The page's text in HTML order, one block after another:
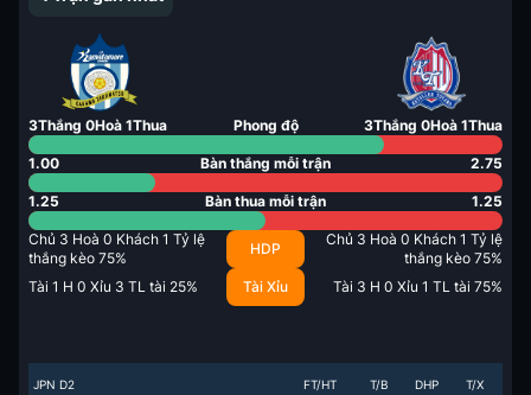
3Thắng 0Hoà 1Thua Phong độ 3Thắng 0Hoà 1Thua
1.00 Bàn thắng mỗi trận 2.75
1.25 Bàn thua mỗi trận 1.25
Chủ 3 Hoà 0 Khách 1 Tỷ lệ
thắng kèo 75%
HDP
Chủ 3 Hoà 0 Khách 1 Tỷ lệ
thắng kèo 75%
Tài 1 H 0 Xỉu 3 TL tài 25% Tài Xỉu Tài 3 H 0 Xỉu 1 TL tài 75%
JPN D2 FT/HT T/B DHP T/X